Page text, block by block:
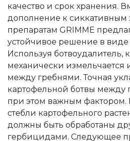
качество и срок хранения.
дополнение к
препаратам GRIMME
устойчивое решение в виде
Используя ботвоудалитель,
механически измельчается
между гребнями. Точная
картофельной ботвы между
при этом важным фактором.
стебли картофельного
должны быть обработаны
гербицидами. Следующее